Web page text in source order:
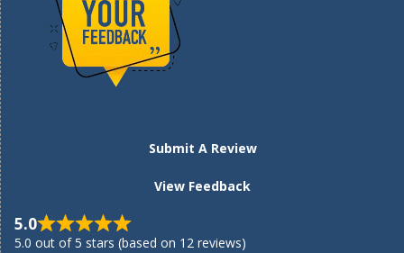
Submit A Review
View Feedback
5.0
5.0 out of 5 stars (based on 12 reviews)